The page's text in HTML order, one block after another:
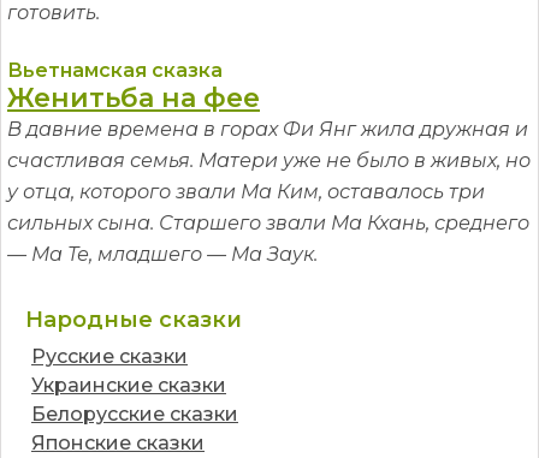
готовить.
Вьетнамская сказка
Женитьба на фее
В давние времена в горах Фи Янг жила дружная и
счастливая семья. Матери уже не было в живых, но
у отца, которого звали Ма Ким, оставалось три
сильных сына. Старшего звали Ма Кхань, среднего
— Ма Те, младшего — Ма Заук.
Народные сказки
Русские сказки
Украинские сказки
Белорусские сказки
Японские сказки